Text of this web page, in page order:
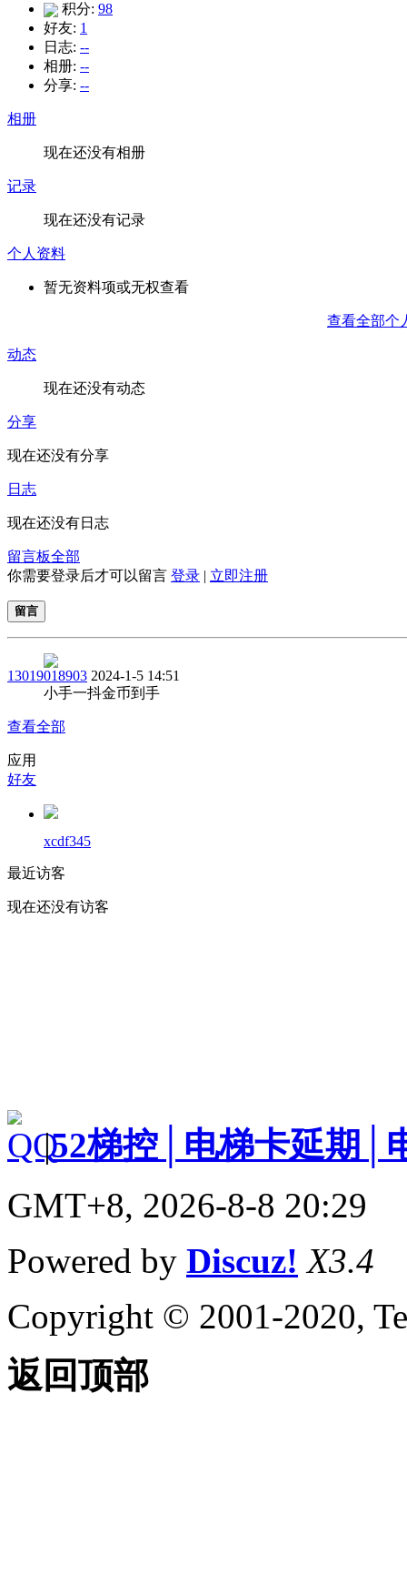
积分: 98
好友: 1
日志: --
相册: --
分享: --
相册
现在还没有相册
记录
现在还没有记录
个人资料
暂无资料项或无权查看
查看全部个
动态
现在还没有动态
分享
现在还没有分享
日志
现在还没有日志
留言板全部
你需要登录后才可以留言 登录 | 立即注册
留言
13019018903 2024-1-5 14:51
小手一抖金币到手
查看全部
应用
好友
xcdf345
最近访客
现在还没有访客
|52梯控│电梯卡延期│
GMT+8, 2026-8-8 20:29
Powered by Discuz! X3.4
Copyright © 2001-2020,
返回顶部